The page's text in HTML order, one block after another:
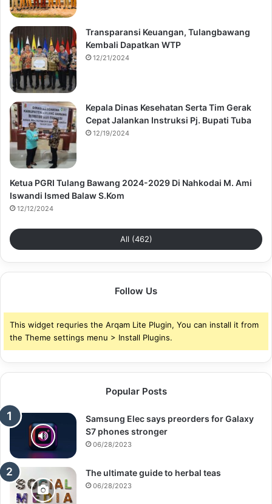
Transparansi Keuangan, Tulangbawang
Kembali Dapatkan WTP
12/21/2024
Kepala Dinas Kesehatan Serta Tim Gerak
Cepat Jalankan Instruksi Pj. Bupati Tuba
12/19/2024
Ketua PGRI Tulang Bawang 2024-2029 Di Nahkodai M. Ami
Iswandi Ismed Balaw S.Kom
12/12/2024
All (462)
Follow Us
This widget requries the Arqam Lite Plugin, You can install it from
the Theme settings menu > Install Plugins.
Popular Posts
Samsung Elec says preorders for Galaxy
S7 phones stronger
06/28/2023
The ultimate guide to herbal teas
06/28/2023